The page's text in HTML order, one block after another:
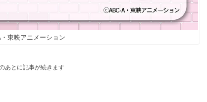
東映アニメーション
あとに記事が続きます